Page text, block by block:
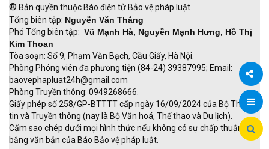
Chia
® Bản quyền thuộc Báo điện tử Bảo vệ pháp luật
Tổng biên tập: Nguyễn Văn Thắng
Phó Tổng biên tập: Vũ Mạnh Hà, Nguyễn Mạnh Hưng, Hồ Thị
Kim Thoan
Tòa soạn: Số 9, Phạm Văn Bạch, Cầu Giấy, Hà Nội.
Phòng Phóng viên đa phương tiện (84-24) 39387995; Email:
baovephapluat24h@gmail.com
Phòng Truyền thông: 0949268666.
Giấy phép số 258/GP-BTTTT cấp ngày 16/09/2024 của Bộ Thông
tin và Truyền thông (nay là Bộ Văn hoá, Thể thao và Du lịch).
Cấm sao chép dưới mọi hình thức nếu không có sự chấp thuận
bằng văn bản của Báo Bảo vệ pháp luật.